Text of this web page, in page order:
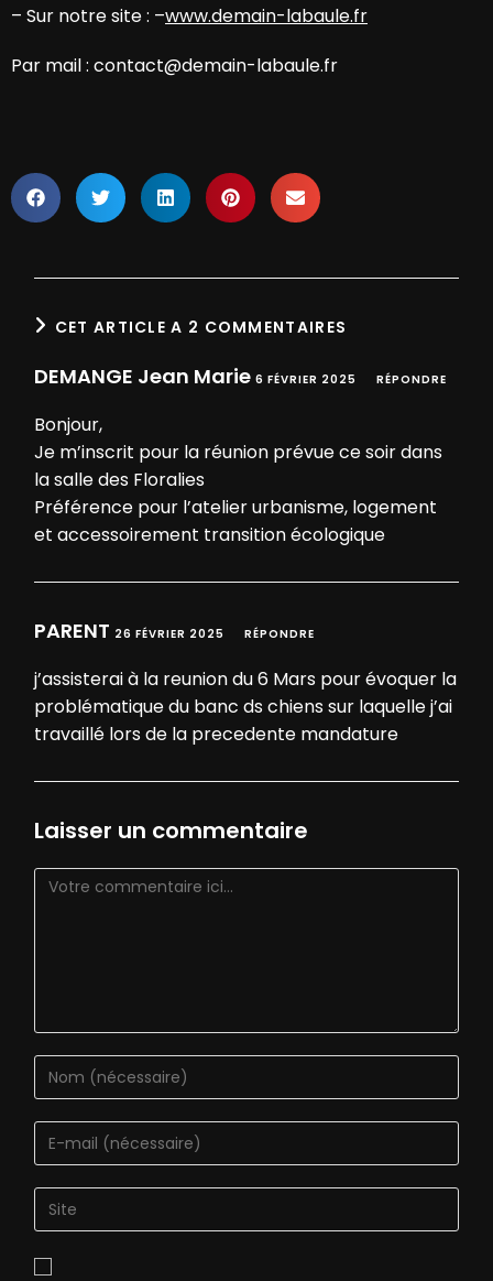
– Sur notre site : –www.demain-labaule.fr
Par mail : contact@demain-labaule.fr
CET ARTICLE A 2 COMMENTAIRES
DEMANGE Jean Marie 6 FÉVRIER 2025 RÉPONDRE
Bonjour,
Je m’inscrit pour la réunion prévue ce soir dans
la salle des Floralies
Préférence pour l’atelier urbanisme, logement
et accessoirement transition écologique
PARENT 26 FÉVRIER 2025 RÉPONDRE
j’assisterai à la reunion du 6 Mars pour évoquer la
problématique du banc ds chiens sur laquelle j’ai
travaillé lors de la precedente mandature
Laisser un commentaire